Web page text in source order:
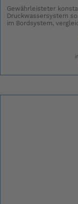
Gewährleisteter
Druckwassersystem
im Bordsystem,